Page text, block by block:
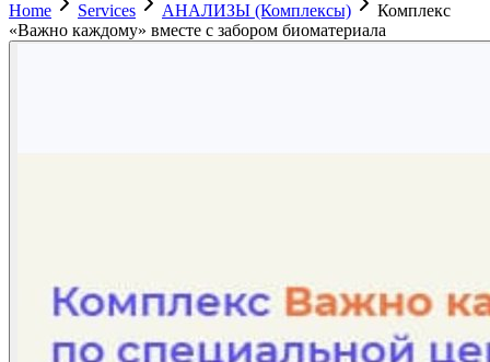
Home Services АНАЛИЗЫ (Комплексы)
Комплекс
«Важно каждому» вместе с забором биоматериала